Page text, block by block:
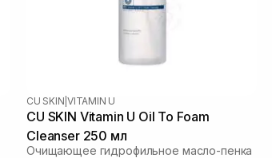
CU SKIN |VITAMIN U
CU SKIN Vitamin U Oil To Foam
Cleanser 250 мл
Очищающее гидрофильное масло-пенка